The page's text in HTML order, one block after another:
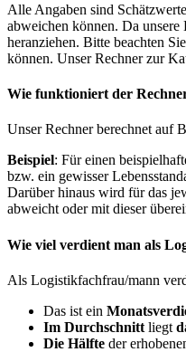
Alle Angaben sind
abweichen können. Da
heranziehen. Bitte beachten
können. Unser Rechner zur
Wie funktioniert der
Unser Rechner berechnet auf
Beispiel: Für einen
bzw. ein gewisser
Darüber hinaus wird für das
abweicht oder mit dieser
Wie viel verdient man als
Als Logistikfachfrau/mann
Das ist ein
Im Durchschnitt liegt
Die Hälfte der